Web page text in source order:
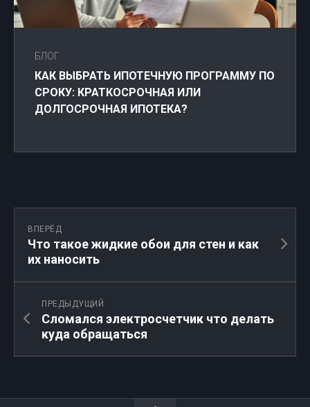
БЛОГ
КАК ВЫБРАТЬ ИПОТЕЧНУЮ ПРОГРАММУ ПО
СРОКУ: КРАТКОСРОЧНАЯ ИЛИ
ДОЛГОСРОЧНАЯ ИПОТЕКА?
ВПЕРЁД
Что такое жидкие обои для стен и как
их наносить
ПРЕДЫДУЩИЙ
Сломался электросчетчик что делать
куда обращаться